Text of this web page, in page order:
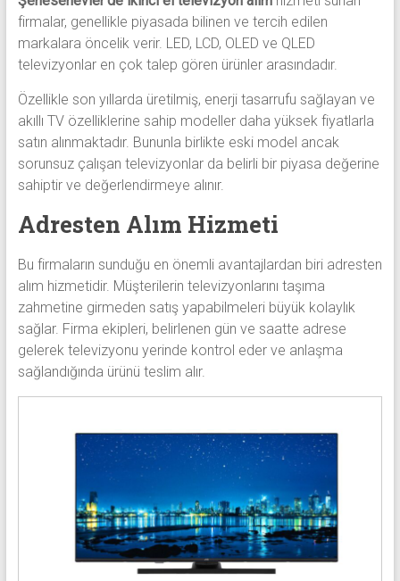
firmalar, genellikle piyasada bilinen ve tercih edilen
markalara öncelik verir. LED, LCD, OLED ve QLED
televizyonlar en çok talep gören ürünler arasındadır.
Özellikle son yıllarda üretilmiş, enerji tasarrufu sağlayan ve
akıllı TV özelliklerine sahip modeller daha yüksek fiyatlarla
satın alınmaktadır. Bununla birlikte eski model ancak
sorunsuz çalışan televizyonlar da belirli bir piyasa değerine
sahiptir ve değerlendirmeye alınır.
Adresten Alım Hizmeti
Bu firmaların sunduğu en önemli avantajlardan biri adresten
alım hizmetidir. Müşterilerin televizyonlarını taşıma
zahmetine girmeden satış yapabilmeleri büyük kolaylık
sağlar. Firma ekipleri, belirlenen gün ve saatte adrese
gelerek televizyonu yerinde kontrol eder ve anlaşma
sağlandığında ürünü teslim alır.